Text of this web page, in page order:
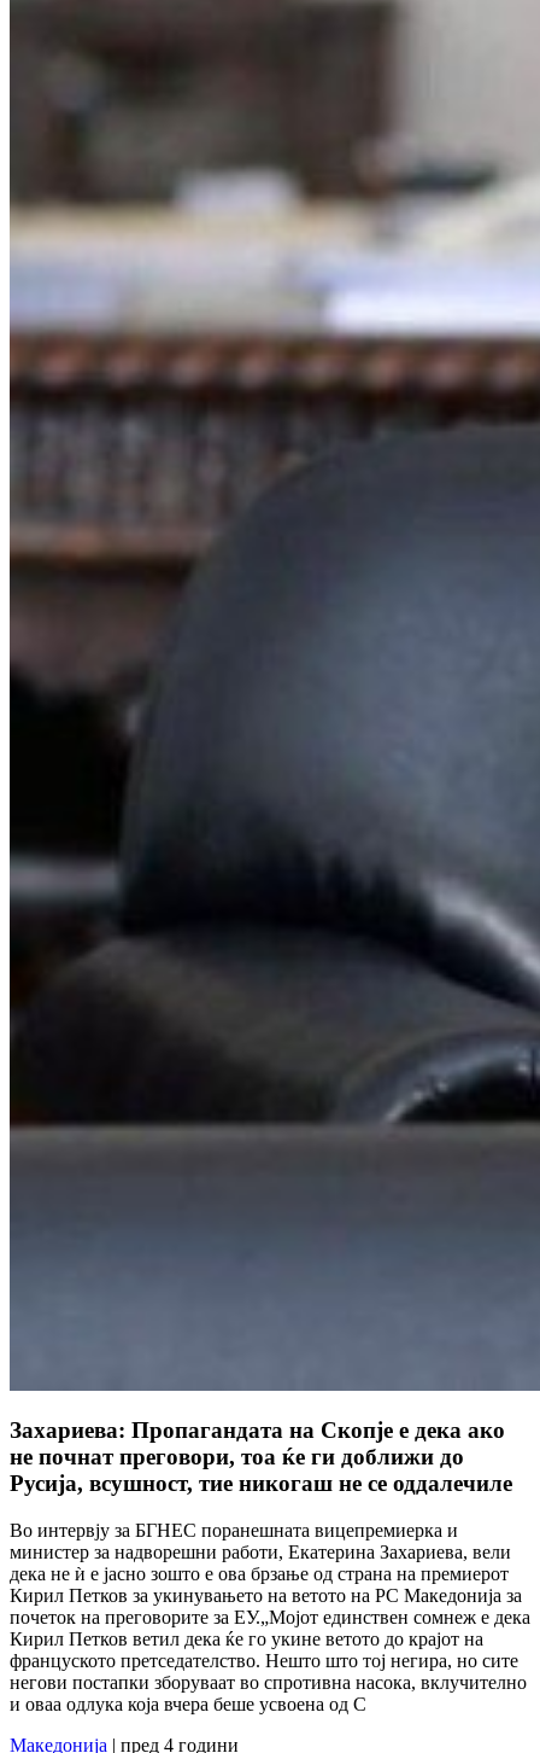
Захариева: Пропагандата на Скопје е дека ако
не почнат преговори, тоа ќе ги доближи до
Русија, всушност, тие никогаш не се оддалечиле
Во интервју за БГНЕС поранешната вицепремиерка и
министер за надворешни работи, Екатерина Захариева, вели
дека не ѝ е јасно зошто е ова брзање од страна на премиерот
Кирил Петков за укинувањето на ветото на РС Македонија за
почеток на преговорите за ЕУ.„Мојот единствен сомнеж е дека
Кирил Петков ветил дека ќе го укине ветото до крајот на
француското претседателство. Нешто што тој негира, но сите
негови постапки зборуваат во спротивна насока, вклучително
и оваа одлука која вчера беше усвоена од С
Македонија | пред 4 години